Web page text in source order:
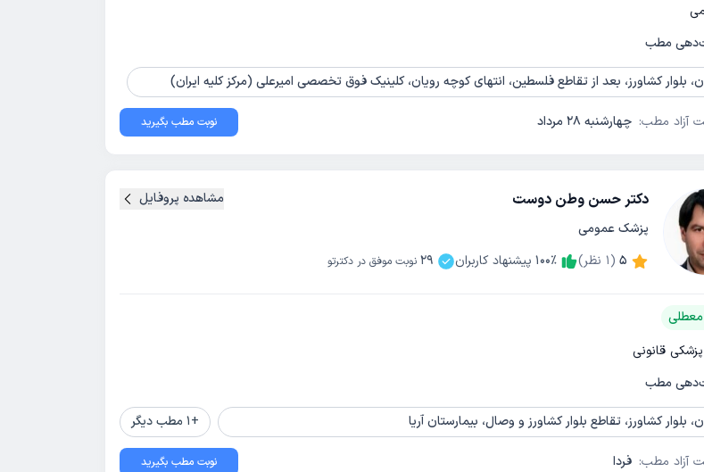
مطب
بلوار کشاورز، بعد از تقاطع فلسطین، انتهای کوچه رویان، کلینیک فوق تخصصی امیرعلی (مرکز کلیه ایران)
آزاد مطب: چهارشنبه 28 مرداد نوبت مطب بگیرید
دکتر حسن وطن دوست
پزشک عمومی
5
(
1 نظر) 100٪ پیشنهاد کاربران 29 نوبت موفق در دکترتو
مشاهده پروفایل
قانونی
مطب
بلوار کشاورز، تقاطع بلوار کشاورز و وصال، بیمارستان آریا +
1 مطب دیگر
آزاد مطب: فردا نوبت مطب بگیرید